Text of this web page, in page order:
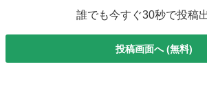
誰でも今すぐ30秒で投稿
投稿画面へ (無料)